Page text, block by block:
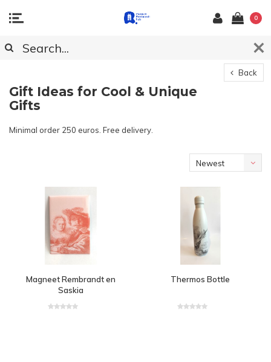
0
Back
Gift Ideas for Cool & Unique
Gifts
Minimal order 250 euros. Free delivery.
Newest
Magneet Rembrandt en
Saskia
Thermos Bottle